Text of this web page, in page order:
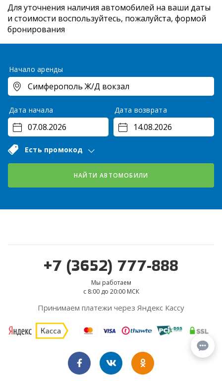
Для уточнения наличия автомобилей на ваши даты
и стоимости воспользуйтесь, пожалуйста, формой
бронирования
Начало аренды
Дата начала Дата возврата
Есть промокод
НАЙТИ АВТОМОБИЛИ
+7 (3652) 777-888
Мы работаем
с 8:00 до 20:00 МСК
Принимаем платежи через Яндекс Кассу